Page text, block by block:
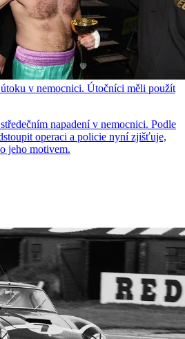
v nemocnici. Útočníci měli použít
napadení v nemocnici. Podle
operaci a policie nyní zjišťuje,
jeho motivem.